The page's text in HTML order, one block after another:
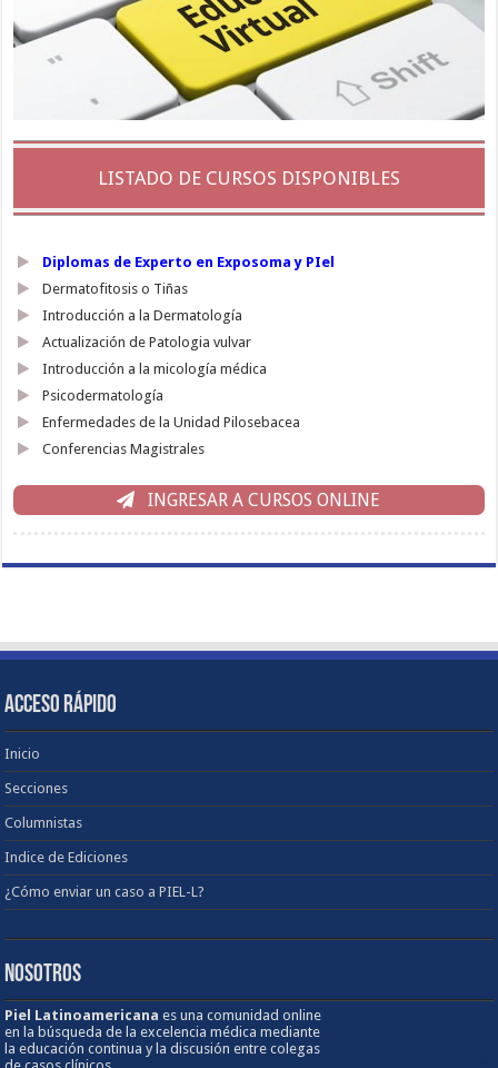
LISTADO DE CURSOS DISPONIBLES
Diplomas de Experto en Exposoma y PIel
Dermatofitosis o Tiñas
Introducción a la Dermatología
Actualización de Patologia vulvar
Introducción a la micología médica
Psicodermatología
Enfermedades de la Unidad Pilosebacea
Conferencias Magistrales
INGRESAR A CURSOS ONLINE
ACCESO RÁPIDO
Inicio
Secciones
Columnistas
Indice de Ediciones
¿Cómo enviar un caso a PIEL-L?
NOSOTROS
Piel Latinoamericanaes una comunidad online
en la búsqueda de la excelencia médica mediante
la educación continua y la discusión entre colegas